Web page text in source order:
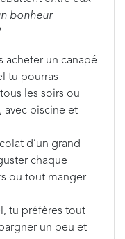
bonheur
acheter un canapé
tu pourras
les soirs ou
avec piscine et
d’un grand
chaque
ou tout manger
tu préfères tout
un peu et